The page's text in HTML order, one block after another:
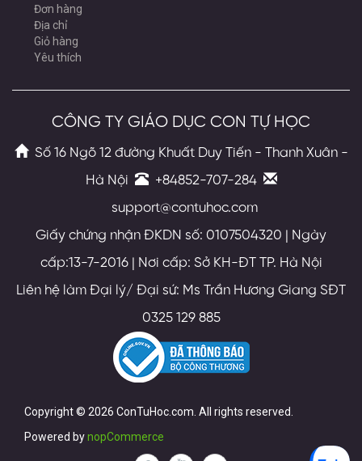
Đơn hàng
Địa chỉ
Giỏ hàng
Yêu thích
CÔNG TY GIÁO DỤC CON TỰ HỌC
Số 16 Ngõ 12 đường Khuất Duy Tiến - Thanh Xuân -
Hà Nội
+84852-707-284
support@contuhoc.com
Giấy chứng nhận ĐKDN số: 0107504320 | Ngày
cấp:13-7-2016 | Nơi cấp: Sở KH-ĐT TP. Hà Nội
Liên hệ làm Đại lý/ Đại sứ: Ms Trần Hương Giang SĐT
0325 129 885
Copyright © 2026 ConTuHoc.com. All rights reserved.
Powered bynopCommerce